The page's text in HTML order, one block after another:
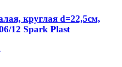
круглая d=22,5см,
12 Spark Plast